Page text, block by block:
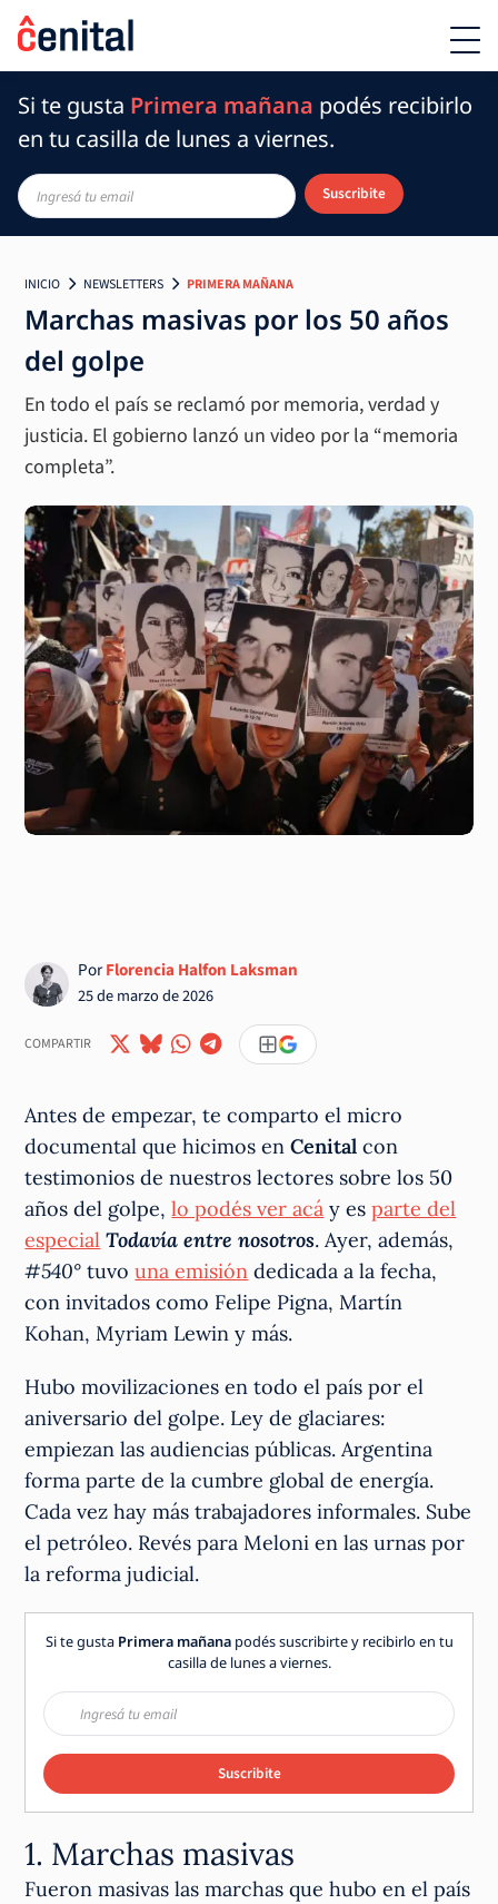
Si te gusta Primera mañana podés recibirlo
en tu casilla de lunes a viernes.
Suscribite
INICIO NEWSLETTERS PRIMERA MAÑANA
Marchas masivas por los 50 años
del golpe
En todo el país se reclamó por memoria, verdad y
justicia. El gobierno lanzó un video por la “memoria
completa”.
PorFlorencia Halfon Laksman
25 de marzo de 2026
COMPARTIR
Antes de empezar, te comparto el micro
documental que hicimos enCenitalcon
testimonios de nuestros lectores sobre los 50
años del golpe,lo podés ver acá y esparte del
especial Todavía entre nosotros. Ayer, además,
#540° tuvouna emisión dedicada a la fecha,
con invitados como Felipe Pigna, Martín
Kohan, Myriam Lewin y más.
Hubo movilizaciones en todo el país por el
aniversario del golpe. Ley de glaciares:
empiezan las audiencias públicas. Argentina
forma parte de la cumbre global de energía.
Cada vez hay más trabajadores informales. Sube
el petróleo. Revés para Meloni en las urnas por
la reforma judicial.
Si te gusta Primera mañanapodés suscribirte y recibirlo en tu
casilla de lunes a viernes.
Suscribite
1. Marchas masivas
Fueron masivas las marchas que hubo en el país